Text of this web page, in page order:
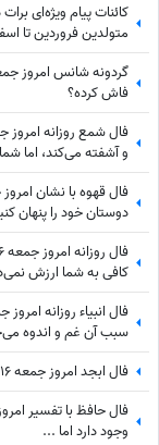
متولدین فروردین تا
فاش کرده؟
و آشفته می‌کند، اما شما
دوستان خود را پنهان
کافی به شما ارزش
سبب آن غم و اندوه
فال ابجد امروز جمعه 16 مرداد 1405 / به آنچه نیت کرده ای میرسی اما باید ...
وجود دارد اما ...